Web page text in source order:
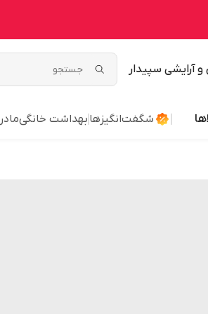
و آرایشی سپیدار
شگفت‌انگیزها بهداشت خانگی